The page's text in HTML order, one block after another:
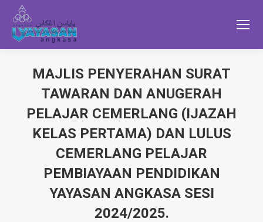
MAJLIS PENYERAHAN SURAT
TAWARAN DAN ANUGERAH
PELAJAR CEMERLANG (IJAZAH
KELAS PERTAMA) DAN LULUS
CEMERLANG PELAJAR
PEMBIAYAAN PENDIDIKAN
YAYASAN ANGKASA SESI
2024/2025.